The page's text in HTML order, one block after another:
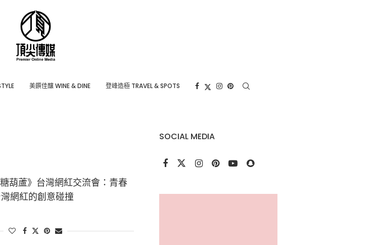
美饌佳釀 WINE & DINE 登峰造極 TRAVEL & SPOTS
葫蘆》台灣網紅交流會：青春
網紅的創意碰撞
SOCIAL MEDIA